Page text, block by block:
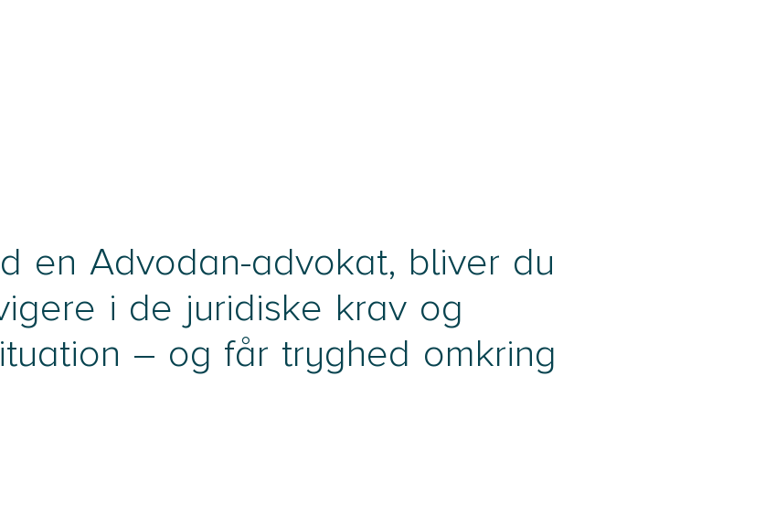
en Advodan-advokat, bliver du
i de juridiske krav og
– og får tryghed omkring